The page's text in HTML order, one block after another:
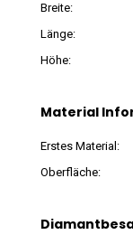
Breite:
Länge:
Höhe:
Material
Erstes Material:
Oberfläche: